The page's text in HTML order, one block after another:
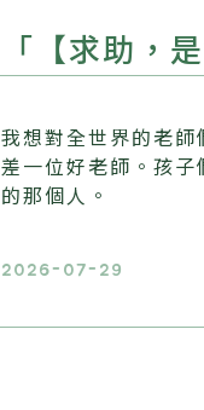
「【求助，
我想對全世界的老師
差一位好老師。孩子
的那個人。
2026-07-29